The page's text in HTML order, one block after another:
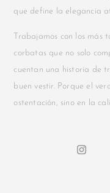
que define la elegancia
Trabajamos con los
corbatas que no solo
cuentan una historia de
buen vestir. Porque el
ostentación, sino en la